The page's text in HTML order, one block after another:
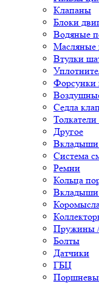
Клапаны
Блоки
Водяные
Масляные
Втулки
Форсунки
Седла
Другое
Система
Ремни
Кольца
Вкладыши
Пружины
Болты
Датчики
ГБЦ